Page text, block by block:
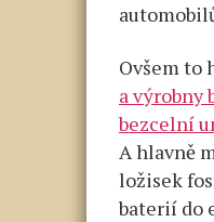
Ovšem to
a výrobny
bezcelní
A hlavně
ložisek
baterií do